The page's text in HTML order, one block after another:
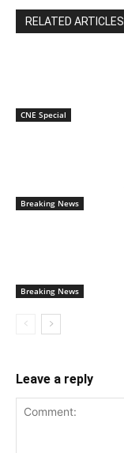
RELATED ARTICLES
CNE Special
Breaking News
Breaking News
Leave a reply